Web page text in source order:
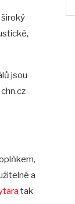
široký
jsou
a
tak